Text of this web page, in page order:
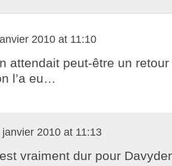
2010 at 11:10
attendait peut-être un
l’a eu…
janvier 2010 at 11:13
vraiment dur pour